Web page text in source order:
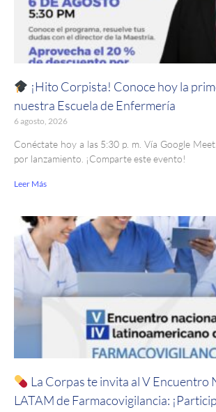
¡Hito Corpista! Conoce hoy la
nuestra Escuela de Enfermería
6 agosto, 2026
Conéctate hoy a las 5:30 p. m. Vía Google
por lanzamiento. ¡Comparte este evento!
Leer Más
La Corpas te invita al V Encuentro
LATAM de Farmacovigilancia: